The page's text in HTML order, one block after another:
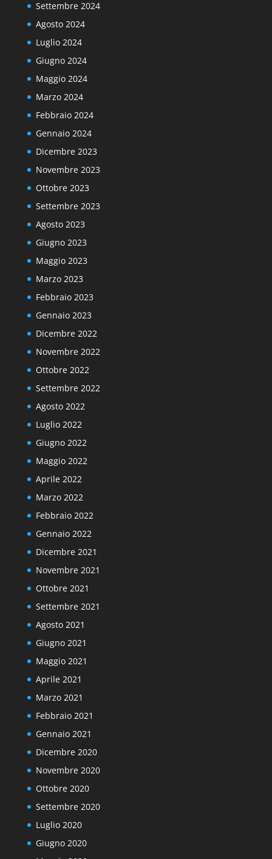
Settembre 2024
Agosto 2024
Luglio 2024
Giugno 2024
Maggio 2024
Marzo 2024
Febbraio 2024
Gennaio 2024
Dicembre 2023
Novembre 2023
Ottobre 2023
Settembre 2023
Agosto 2023
Giugno 2023
Maggio 2023
Marzo 2023
Febbraio 2023
Gennaio 2023
Dicembre 2022
Novembre 2022
Ottobre 2022
Settembre 2022
Agosto 2022
Luglio 2022
Giugno 2022
Maggio 2022
Aprile 2022
Marzo 2022
Febbraio 2022
Gennaio 2022
Dicembre 2021
Novembre 2021
Ottobre 2021
Settembre 2021
Agosto 2021
Giugno 2021
Maggio 2021
Aprile 2021
Marzo 2021
Febbraio 2021
Gennaio 2021
Dicembre 2020
Novembre 2020
Ottobre 2020
Settembre 2020
Luglio 2020
Giugno 2020